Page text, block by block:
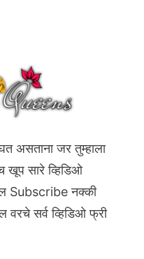
असताना जर तुम्हाला
सारे व्हिडिओ
Subscribe नक्की
वरचे सर्व व्हिडिओ फ्री